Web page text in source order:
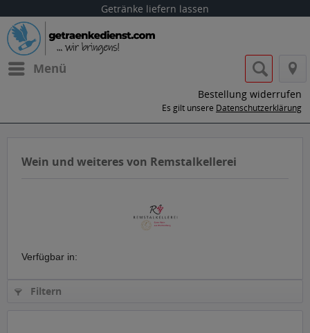
Getränke liefern lassen
Menü
Bestellung widerrufen
Es gilt unsere Datenschutzerklärung
Wein und weiteres von Remstalkellerei
Verfügbar in:
Filtern